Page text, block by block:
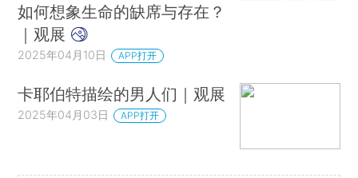
如何想象生命的缺席与存在？
｜观展
2025年04月10日 APP打开
卡耶伯特描绘的男人们｜观展
2025年04月03日 APP打开